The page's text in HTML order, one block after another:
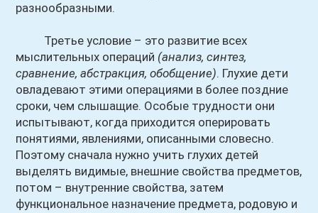
разнообразными.
Третье условие – это развитие всех
мыслительных операций (анализ, синтез,
сравнение, абстракция, обобщение). Глухие дети
овладевают этими операциями в более поздние
сроки, чем слышащие. Особые трудности они
испытывают, когда приходится оперировать
понятиями, явлениями, описанными словесно.
Поэтому сначала нужно учить глухих детей
выделять видимые, внешние свойства предметов,
потом – внутренние свойства, затем
функциональное назначение предмета, родовую и